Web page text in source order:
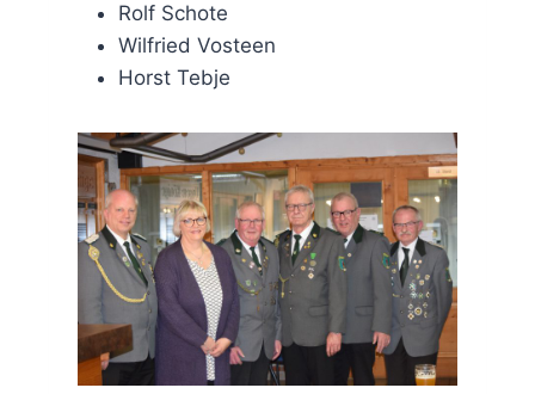
Rolf Schote
Wilfried Vosteen
Horst Tebje